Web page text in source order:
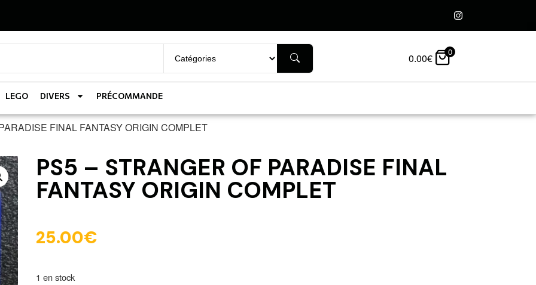
0.00€ 0
LEGO DIVERS PRÉCOMMANDE
FINAL FANTASY ORIGIN COMPLET
PS5 – STRANGER OF PARADISE FINAL
FANTASY ORIGIN COMPLET
25.00€
1 en stock